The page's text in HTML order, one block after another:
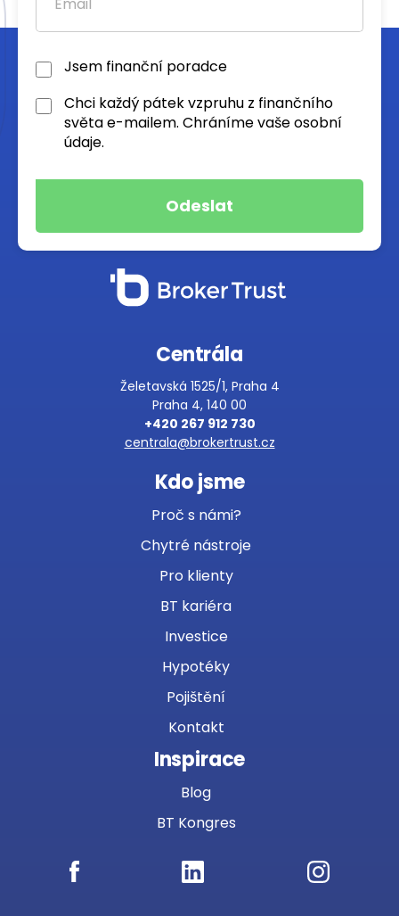
Jsem finanční poradce
Chci každý pátek vzpruhu z finančního
světa e-mailem. Chráníme vaše osobní
údaje.
Centrála
Želetavská 1525/1, Praha 4
Praha 4, 140 00
+420 267 912 730
centrala@brokertrust.cz
Kdo jsme
Proč s námi?
Chytré nástroje
Pro klienty
BT kariéra
Investice
Hypotéky
Pojištění
Kontakt
Inspirace
Blog
BT Kongres